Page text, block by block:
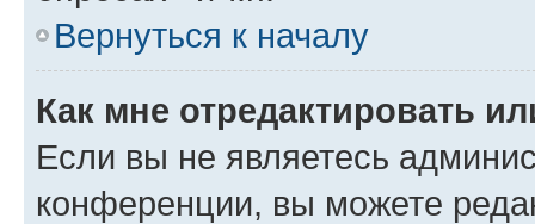
Вернуться к началу
Как мне отредактировать
Если вы не являетесь
конференции, вы можете